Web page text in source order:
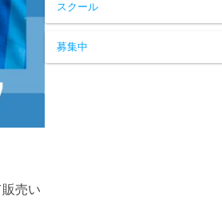
売い
スクール
募集中